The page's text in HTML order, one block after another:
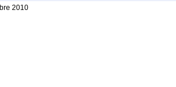
2010